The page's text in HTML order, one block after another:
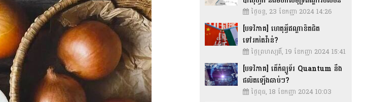
ថ្ងៃចន្ទ, 23 ខែកញ្ញា 2024 14:26
[បទវិភាគ] ហេតុអ្វីឥណ្ឌាខិតជិត
ទៅរកតៃវ៉ាន់?
ថ្ងៃព្រហស្បតិ៍, 19 ខែកញ្ញា 2024 15:41
[បទវិភាគ] តើកំព្យូទ័រ Quantum នឹង
ផលិតឡើងឆាប់ៗ?
ថ្ងៃពុធ, 18 ខែកញ្ញា 2024 10:03